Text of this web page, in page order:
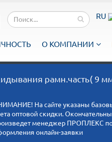
RU
О КОМПАНИИ
рамн.часть( 9
На сайте указаны
оптовой скидки.
менеджер ПРОПЛЕКС
онлайн-заявки